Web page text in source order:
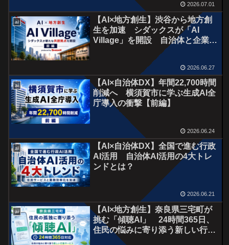
2026.07.01
ai
【AI×地方創生】渋谷から地方創
生を加速 シダックスが「AI
Village」を開設 自治体と企業を
つなぐ新たな共創拠点とは【前
2026.06.27
ai
【AI×自治体DX】年間22,700時間
削減へ 横須賀市に学ぶ生成AI全
庁導入の衝撃【前編】
2026.06.24
ai
【AI×自治体DX】全国で進む行政
AI活用 自治体AI活用の4大トレ
ンドとは？
2026.06.21
ai
【AI×地方創生】奈良県三宅町が
挑む「傾聴AI」 24時間365日、
住民の悩みに寄り添う新しい行政
サービスとは